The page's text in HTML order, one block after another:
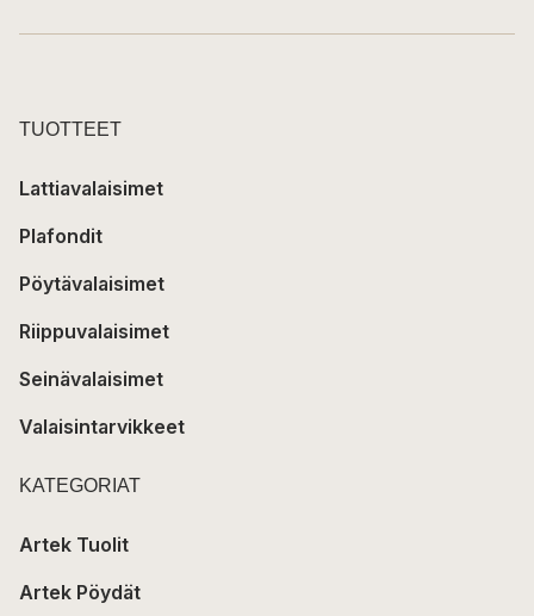
TUOTTEET
Lattiavalaisimet
Plafondit
Pöytävalaisimet
Riippuvalaisimet
Seinävalaisimet
Valaisintarvikkeet
KATEGORIAT
Artek Tuolit
Artek Pöydät